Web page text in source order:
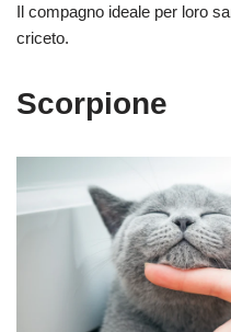
Il compagno ideale per loro
criceto.
Scorpione